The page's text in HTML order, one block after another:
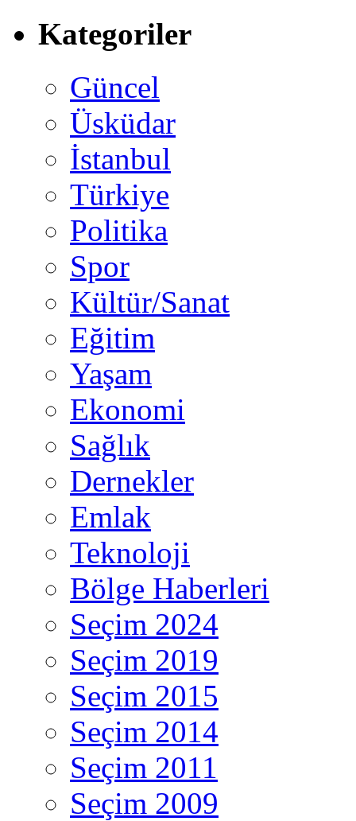
Kategoriler
Güncel
Üsküdar
İstanbul
Türkiye
Politika
Spor
Kültür/Sanat
Eğitim
Yaşam
Ekonomi
Sağlık
Dernekler
Emlak
Teknoloji
Bölge Haberleri
Seçim 2024
Seçim 2019
Seçim 2015
Seçim 2014
Seçim 2011
Seçim 2009